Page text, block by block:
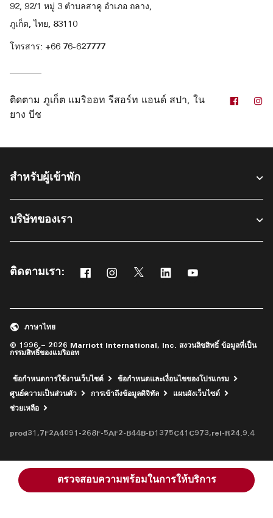
ตรวจสอบความพร้อมในการให้บริการ
92, 92/1 หมู่ 3 ตำบลสาคู อำเภอ ถลาง,
ภูเก็ต, ไทย, 83110
โทรสาร: +66 76-627777
ติดตาม ภูเก็ต แมริออท รีสอร์ท แอนด์ สปา, ใน
ยาง บีช
สำหรับผู้เข้าพัก​
บริษัทของเรา
ติดตามเรา:
Facebook
เปิดในหน้าต่างใหม่
Instagram
เปิดในหน้าต่างใหม่
Twitter
เปิดในหน้าต่างใหม่
Linkedin
เปิดในหน้าต่างใหม่
© 1996 – 2026 Marriott International, Inc. สงวนลิขสิทธิ์ ข้อมูลที่เป็น
กรรมสิทธิ์ของแมริออท
ภาษาไทย
ข้อกำหนดการใช้งานเว็บไซต์
ข้อกำหนดและเงื่อนไขของโปรแกรม
ศูนย์ความเป็นส่วนตัว
การเข้าถึงข้อมูลดิจิทัล
แผนผังเว็บไซต์
ช่วยเหลือ
prod31,7F2A4091-268F-5AF2-B44B-D1375C41C973,rel-R24.9.4